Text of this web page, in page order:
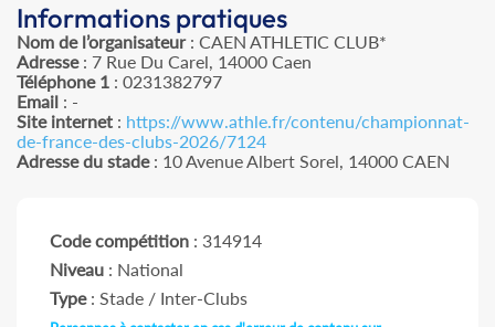
Informations pratiques
Nom de l’organisateur: CAEN ATHLETIC CLUB*
Adresse: 7 Rue Du Carel, 14000 Caen
Téléphone 1 : 0231382797
Email : -
Site internet : https://www.athle.fr/contenu/championnat-
de-france-des-clubs-2026/7124
Adresse du stade: 10 Avenue Albert Sorel, 14000 CAEN
Code compétition : 314914
Niveau : National
Type: Stade / Inter-Clubs